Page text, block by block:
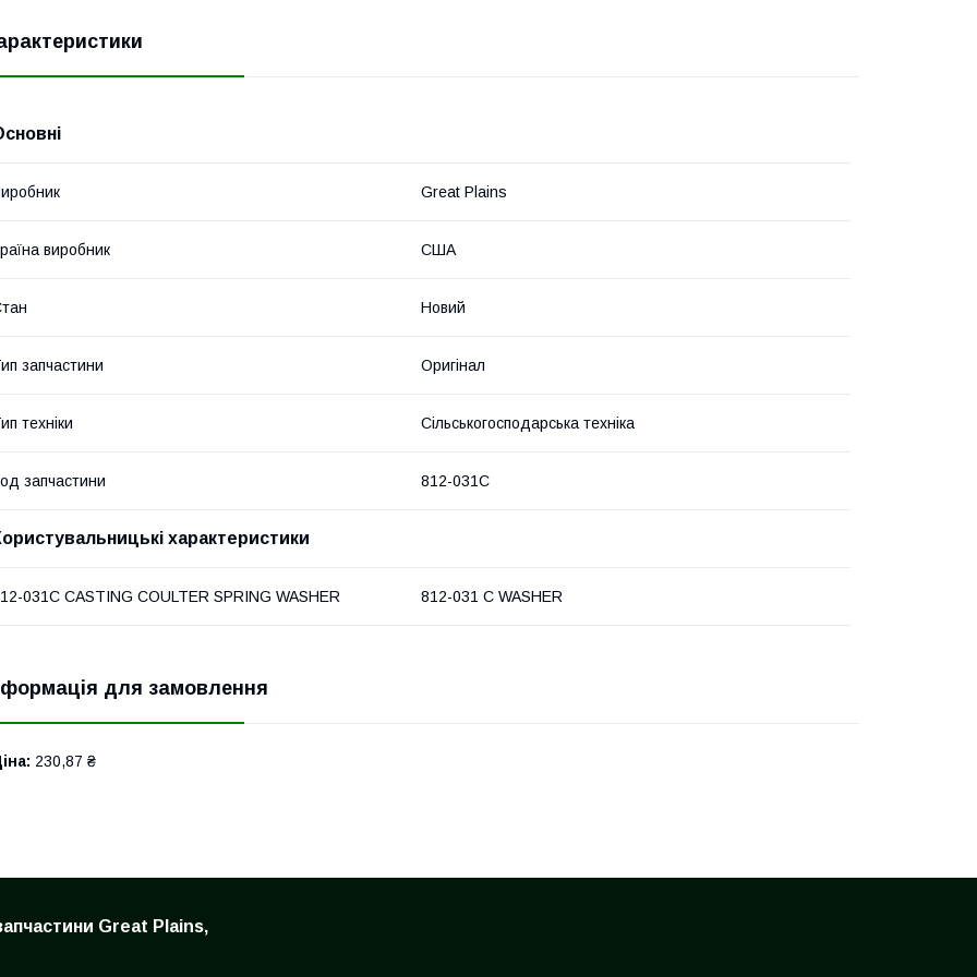
Great Plains
виробник США
Новий
запчастини Оригінал
техніки Сільськогосподарська техніка
запчастини 812-031C
характеристики
031C CASTING COULTER SPRING WASHER 812-031 C WASHER
для замовлення
230,87 ₴
Great Plains,